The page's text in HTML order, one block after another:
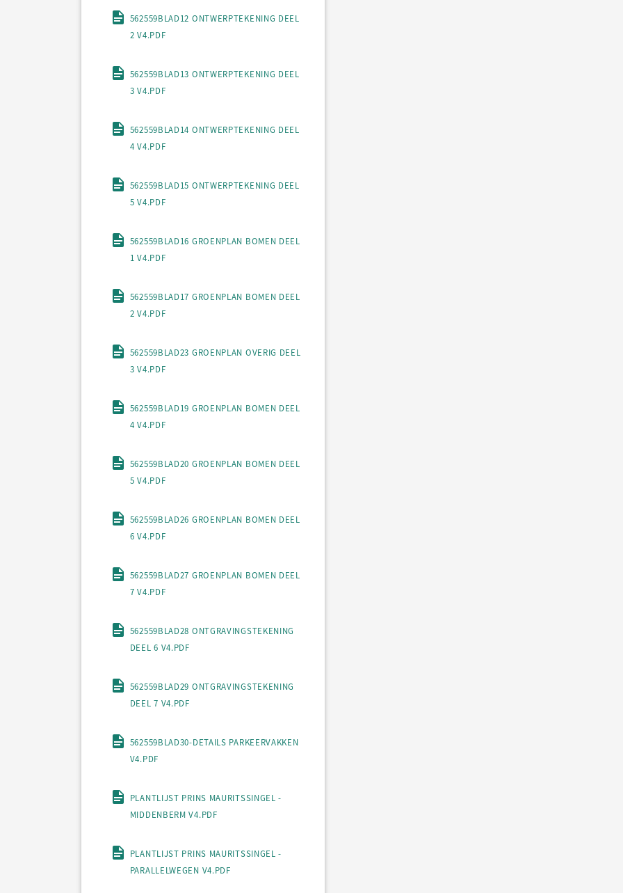
562559BLAD12 ONTWERPTEKENING DEEL
2 V4.PDF
562559BLAD13 ONTWERPTEKENING DEEL
3 V4.PDF
562559BLAD14 ONTWERPTEKENING DEEL
4 V4.PDF
562559BLAD15 ONTWERPTEKENING DEEL
5 V4.PDF
562559BLAD16 GROENPLAN BOMEN DEEL
1 V4.PDF
562559BLAD17 GROENPLAN BOMEN DEEL
2 V4.PDF
562559BLAD23 GROENPLAN OVERIG DEEL
3 V4.PDF
562559BLAD19 GROENPLAN BOMEN DEEL
4 V4.PDF
562559BLAD20 GROENPLAN BOMEN DEEL
5 V4.PDF
562559BLAD26 GROENPLAN BOMEN DEEL
6 V4.PDF
562559BLAD27 GROENPLAN BOMEN DEEL
7 V4.PDF
562559BLAD28 ONTGRAVINGSTEKENING
DEEL 6 V4.PDF
562559BLAD29 ONTGRAVINGSTEKENING
DEEL 7 V4.PDF
562559BLAD30-DETAILS PARKEERVAKKEN
V4.PDF
PLANTLIJST PRINS MAURITSSINGEL -
MIDDENBERM V4.PDF
PLANTLIJST PRINS MAURITSSINGEL -
PARALLELWEGEN V4.PDF